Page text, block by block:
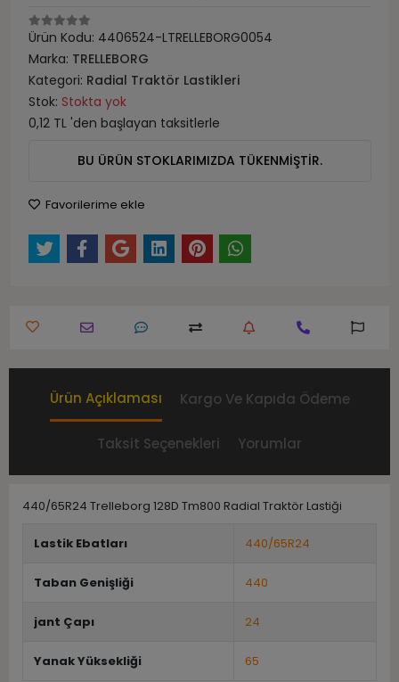
Ürün Kodu: 4406524-LTRELLEBORG0054
Marka: TRELLEBORG
Kategori: Radial Traktör Lastikleri
Stok: Stokta yok
0,12 TL 'den başlayan taksitlerle
BU ÜRÜN STOKLARIMIZDA TÜKENMİŞTİR.
Favorilerime ekle
Ürün Açıklaması Kargo Ve Kapıda Ödeme
Taksit Seçenekleri Yorumlar
440/65R24 Trelleborg 128D Tm800 Radial Traktör Lastiği
Lastik Ebatları 440/65R24
Taban Genişliği 440
jant Çapı 24
Yanak Yüksekliği 65